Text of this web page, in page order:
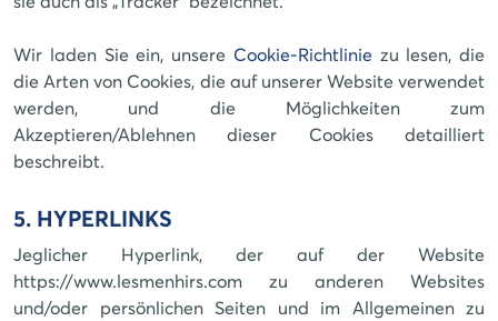
Wir laden Sie ein, unsere Cookie-Richtlinie zu lesen, die
die Arten von Cookies, die auf unserer Website verwendet
werden, und die Möglichkeiten zum
Akzeptieren/Ablehnen dieser Cookies detailliert
beschreibt.
5. HYPERLINKS
Jeglicher Hyperlink, der auf der Website
https://www.lesmenhirs.com zu anderen Websites
und/oder persönlichen Seiten und im Allgemeinen zu